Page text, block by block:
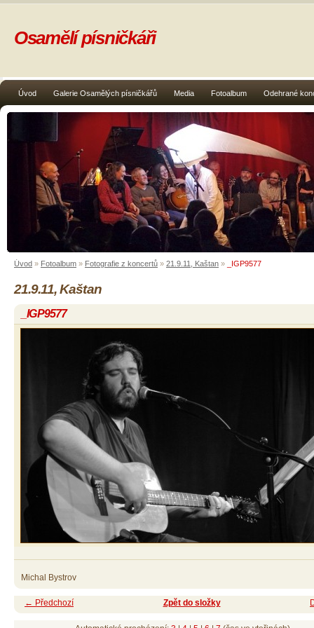
Úvod Galerie Osamělých písničkářů Media Fotoalbum Odehrané
Osamělí písničkáři
Úvod » Fotoalbum » Fotografie z koncertů » 21.9.11, Kaštan » _IGP9577
21.9.11, Kaštan
_IGP9577
Michal Bystrov
← Předchozí Zpět do složky